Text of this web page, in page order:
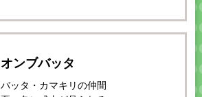
オンブバッタ
バッタ・カマキリの仲間